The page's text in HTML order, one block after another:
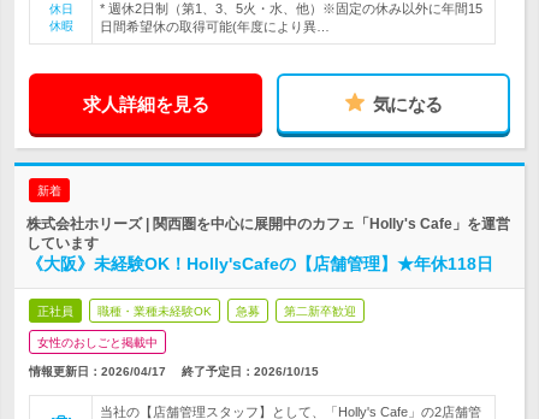
休日
休暇
* 週休2日制（第1、3、5火・水、他）※固定の休み以外に年間15
日間希望休の取得可能(年度により異…
求人詳細を見る 気になる
新着
株式会社ホリーズ | 関西圏を中心に展開中のカフェ「Holly's Cafe」を運営
しています
《大阪》未経験OK！Holly'sCafeの【店舗管理】★年休118日
正社員 職種・業種未経験OK 急募 第二新卒歓迎
女性のおしごと掲載中
情報更新日：2026/04/17 終了予定日： 2026/10/15
当社の【店舗管理スタッフ】として、「Holly's Cafe」の2店舗管